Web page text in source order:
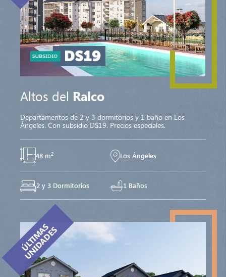
Altos del Ralco
Departamentos de 2 y 3 dormitorios y 1 baño en Los
Ángeles. Con subsidio DS19. Precios especiales.
48 m2 Los Ángeles
2 y 3 Dormitorios 1 Baños
Ú
L
T
I
M
A
S
U
N
I
D
A
D
E
S